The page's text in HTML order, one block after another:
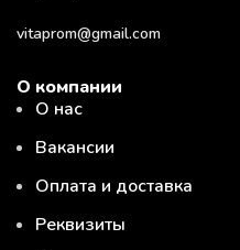
vitaprom@gmail.com
О компании
О нас
Вакансии
Оплата и доставка
Реквизиты